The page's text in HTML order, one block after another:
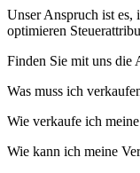
Unser Anspruch ist es,
optimieren
Finden Sie mit uns die
Was muss ich
Wie verkaufe ich
Wie kann ich meine